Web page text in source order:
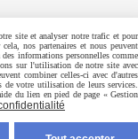
site et analyser notre trafic et pour
nos partenaires et nous peuvent
informations personnelles comme
sur l'utilisation de notre site avec
combiner celles-ci avec d'autres
votre utilisation de leurs services.
du lien en pied de page « Gestion